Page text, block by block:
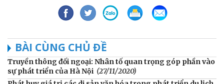
BÀI CÙNG CHỦ ĐỀ
Truyền thông đối ngoại: Nhân tố quan trọng góp phần vào
sự phát triển của Hà Nội (27/11/2020)